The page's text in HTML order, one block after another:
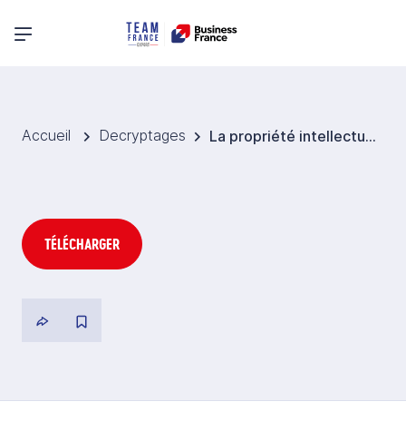
Menu principal
Accueil Decryptages La propriété intellectuelle en Arabie Saoudite
TÉLÉCHARGER